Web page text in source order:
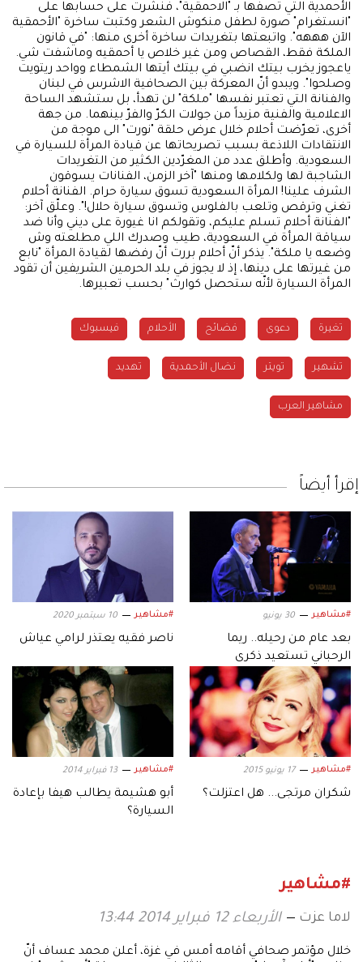
الأحمدية التي تصفها بـ "الاحمقية"، فنشرت على حسابها على
"انستغرام" صورة لطفل منكوش الشعر وكتبت ساخرة "الأحمقية
الآن هههه". واتبعتها بتغريدات ساخرة أخرى منها: "في قانون
الملكة فقط، القصاص ومن غير خلاص يا أحمقيه وماشفت شي.
ياعجوز يخرب بيتك انضبي في بيتك أيتها الشمطاء وواحد ريتويت
وصلحوا". ويبدو أنّ المعركة بين الصحافية الاشرس في لبنان
والفنانة التي تعتبر نفسها "ملكة" لن تهدأ، بل ستشهد الساحة
الاعلامية والفنية مزيداً من جولات الكرّ والفرّ بينهما. من جهة
أخرى، تعرّضت أحلام خلال عرض حلقة "نورت" الى موجة من
الانتقادات اللاذعة بسبب تصريحاتها عن قيادة المرأة للسيارة في
السعودية. وأطلق عدد من المغرّدين الكثير من التغريدات
الشاجبة لها ولكلامها ومنها "آخر الزمن، الفنانات يسوقون
الشرف علينا! المرأة السعودية تسوق سيارة حرام. الفنانة أحلام
تغني وترقص وتلعب بالفلوس وتسوق سيارة حلال!". وعلّق آخر:
"الفنانة أحلام تسلم عليكم، وتقولكم انا غيورة على ديني وأنا ضد
سياقة المرأة في السعودية، طيب وصدرك اللي مطلعته وش
وضعه يا ملكة". يذكر أنّ أحلام بررت أنّ رفضها لقيادة المرأة "نابع
من غيرتها على دينها، إذ لا يجوز في بلد الحرمين الشريفين أن تقود
المرأة السيارة لأنّه ستحصل كوارث" بحسب تعبيرها.
تغيرة دعوى فضائح الأحلام فيسبوك
تشهير تويتر نضال الأحمدية تهديد
مشاهير العرب
إقرأ أيضاً
#مشاهير 30 يونيو
بعد عام من رحيله.. ريما
الرحباني تستعيد ذكرى
شقيقها زياد وتروي كواليس
علاقتهما
#مشاهير 10 سبتمبر 2020
ناصر فقيه يعتذر لرامي عياش
#مشاهير 17 يونيو 2015
شكران مرتجى... هل اعتزلت؟
#مشاهير 13 فبراير 2014
أبو هشيمة يطالب هيفا بإعادة
السيارة؟
#مشاهير
لاما عزت الأربعاء 12 فبراير 2014 13:44
خلال مؤتمر صحافي أقامه أمس في غزة، أعلن محمد عساف أنّ